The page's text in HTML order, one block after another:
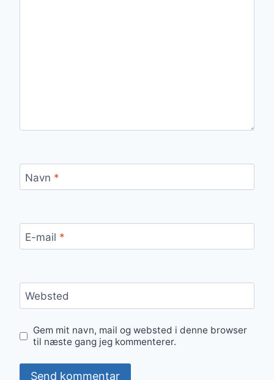
Navn *
E-mail *
Websted
Gem mit navn, mail og websted i denne browser
til næste gang jeg kommenterer.